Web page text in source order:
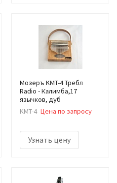
Мозеръ KMT-4 Требл
Radio - Калимба,17
язычков, дуб
KMT-4 Цена по запросу
Узнать цену